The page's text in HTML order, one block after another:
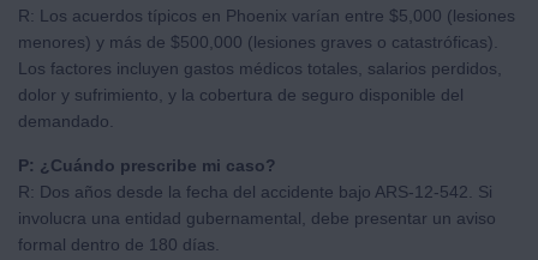
R: Los acuerdos típicos en Phoenix varían entre $5,000 (lesiones
menores) y más de $500,000 (lesiones graves o catastróficas).
Los factores incluyen gastos médicos totales, salarios perdidos,
dolor y sufrimiento, y la cobertura de seguro disponible del
demandado.
P: ¿Cuándo prescribe mi caso?
R: Dos años desde la fecha del accidente bajo ARS-12-542. Si
involucra una entidad gubernamental, debe presentar un aviso
formal dentro de 180 días.